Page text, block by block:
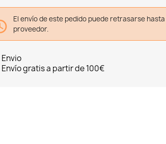
El envío de este pedido puede retrasarse
proveedor.
Envio
Envío gratis a partir de 100€